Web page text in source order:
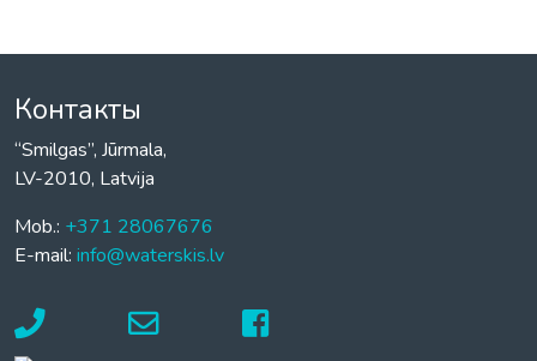
Контакты
“Smilgas”, Jūrmala,
LV-2010, Latvija
Mob.: +371 28067676
E-mail: info@waterskis.lv